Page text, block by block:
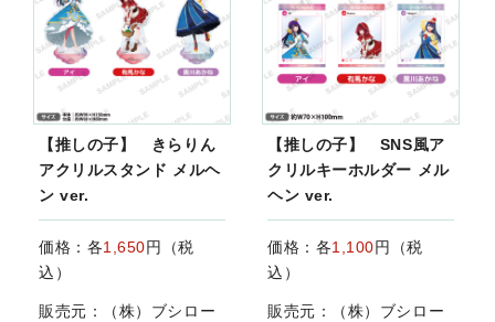
【推しの子】 きらりん
アクリルスタンド メルヘ
ン ver.
価格：各1,650円（税
込）
販売元：（株）ブシロー
【推しの子】 SNS風ア
クリルキーホルダー メル
ヘン ver.
価格：各1,100円（税
込）
販売元：（株）ブシロー